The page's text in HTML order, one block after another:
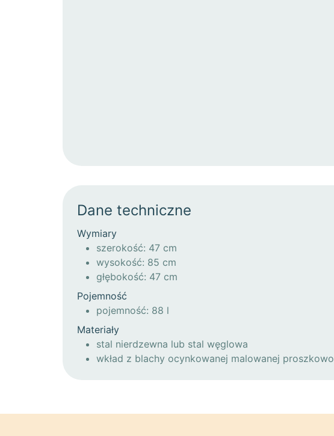
Dane techniczne
Wymiary
szerokość: 47 cm
wysokość: 85 cm
głębokość: 47 cm
Pojemność
pojemność: 88 l
Materiały
stal nierdzewna lub stal węglowa
wkład z blachy ocynkowanej malowanej proszkowo